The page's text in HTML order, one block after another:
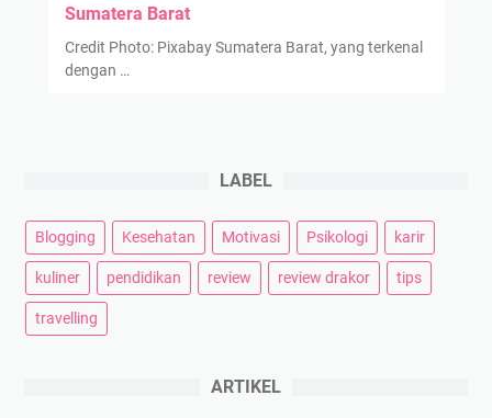
Sumatera Barat
Credit Photo: Pixabay Sumatera Barat, yang terkenal
dengan …
LABEL
Blogging Kesehatan Motivasi Psikologi karir
kuliner pendidikan review review drakor tips
travelling
ARTIKEL